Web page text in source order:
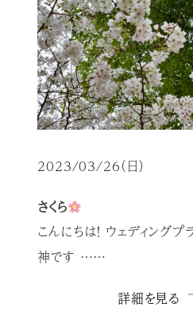
2023/03/26（日）
さくら
こんにちは！ ウェディング
神です ……
詳細を見る